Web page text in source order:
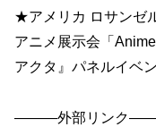
★アメリカ ロサンゼ
アニメ展示会「
アクタ』パネルイベ
———外部リンク